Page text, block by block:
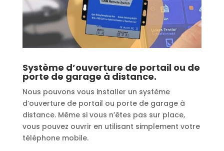
Système d’ouverture de portail ou de
porte de garage à distance.
Nous pouvons vous installer un système
d’ouverture de portail ou porte de garage à
distance. Même si vous n’êtes pas sur place,
vous pouvez ouvrir en utilisant simplement votre
téléphone mobile.